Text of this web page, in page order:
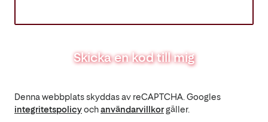
Skicka en kod till mig
Denna webbplats skyddas av reCAPTCHA. Googles
integritetspolicyochanvändarvillkorgäller.